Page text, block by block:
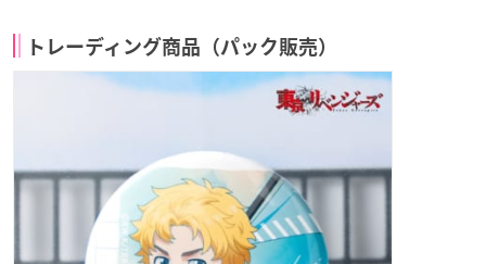
トレーディング商品（パック販売）